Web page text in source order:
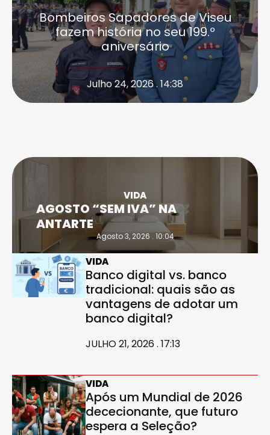
Bombeiros Sapadores de Viseu
fazem história no seu 199.º
aniversário
Julho 24, 2026 . 14:38
VIDA
AGOSTO “SEM IVA” NA
ANTARTE
Agosto 3, 2026 . 10:04
VIDA
Banco digital vs. banco
tradicional: quais são as
vantagens de adotar um
banco digital?
JULHO 21, 2026 . 17:13
VIDA
Após um Mundial de 2026
dececionante, que futuro
espera a Seleção?